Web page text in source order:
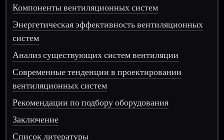
Компоненты вентиляционных систем
Энергетическая эффективность вентиляционных
систем
Анализ существующих систем вентиляции
Современные тенденции в проектировании
вентиляционных систем
Рекомендации по подбору оборудования
Заключение
Список литературы